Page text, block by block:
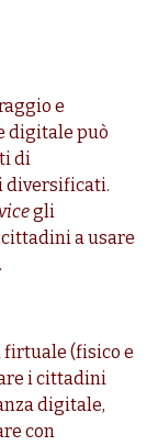
e
digitale può
di
diversificati.
gli
a usare
firtuale (fisico e
i cittadini
digitale,
con